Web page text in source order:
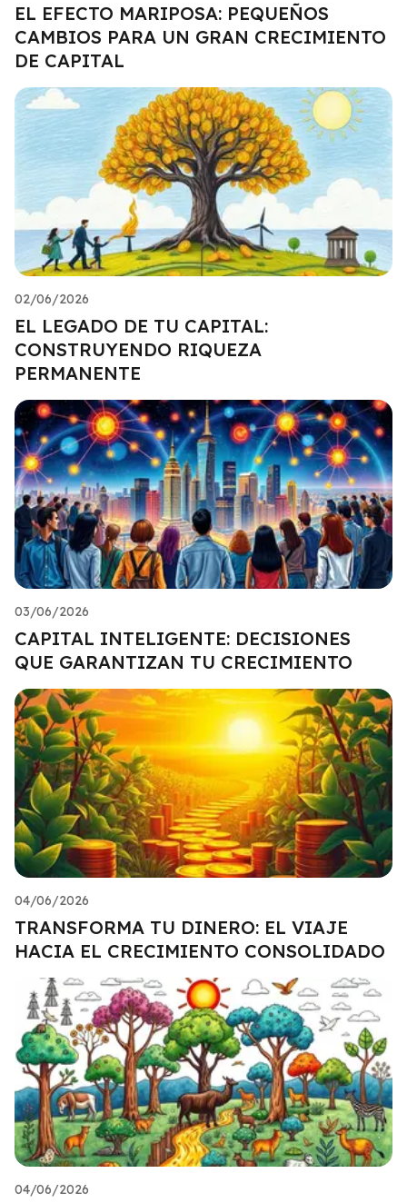
EL EFECTO MARIPOSA: PEQUEÑOS
CAMBIOS PARA UN GRAN CRECIMIENTO
DE CAPITAL
02/06/2026
EL LEGADO DE TU CAPITAL:
CONSTRUYENDO RIQUEZA
PERMANENTE
03/06/2026
CAPITAL INTELIGENTE: DECISIONES
QUE GARANTIZAN TU CRECIMIENTO
04/06/2026
TRANSFORMA TU DINERO: EL VIAJE
HACIA EL CRECIMIENTO CONSOLIDADO
04/06/2026